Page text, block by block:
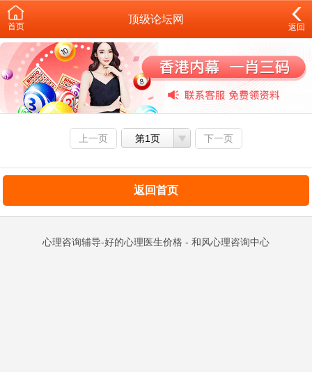
首页
顶级论坛网
返回
上一页 第1页 下一页
返回首页
心理咨询辅导-好的心理医生价格 - 和风心理咨询中心